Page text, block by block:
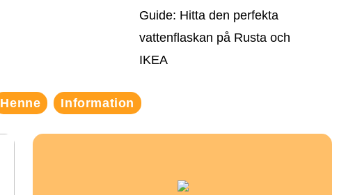
Guide: Hitta den perfekta
vattenflaskan på Rusta och
IKEA
Henne Information